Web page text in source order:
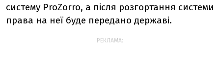
систему ProZorro, а після розгортання системи
права на неї буде передано державі.
РЕКЛАМА: